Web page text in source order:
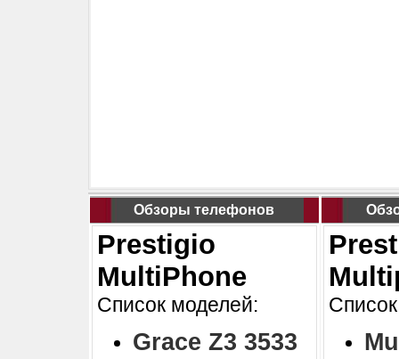
Обзоры телефонов
Prestigio
MultiPhone
Список моделей:
Grace Z3 3533